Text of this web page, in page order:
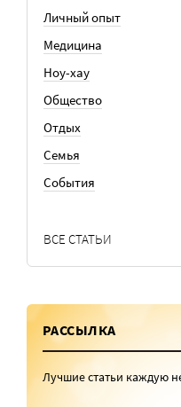
Личный опыт
Медицина
Ноу-хау
Общество
Отдых
Семья
События
ВСЕ СТАТЬИ
РАССЫЛКА
Лучшие статьи каждую